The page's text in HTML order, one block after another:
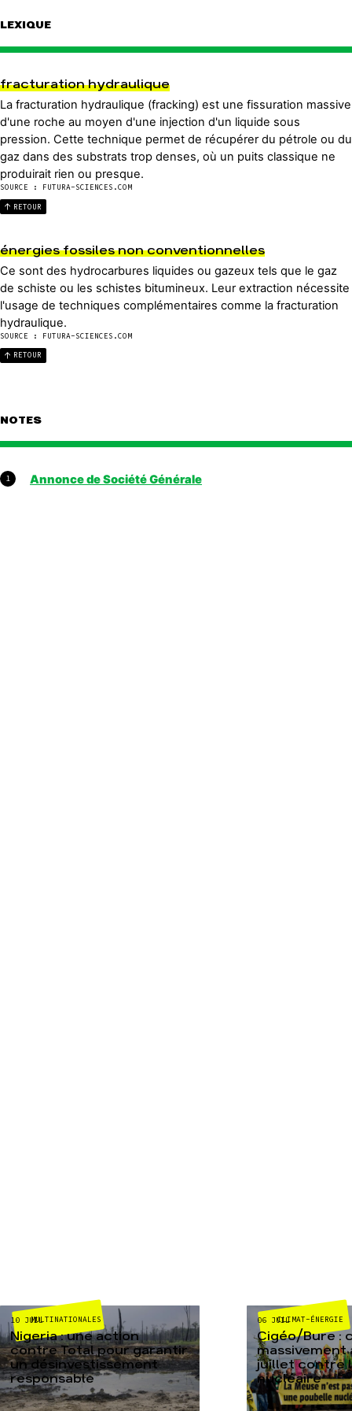
LEXIQUE
fracturation hydraulique
La fracturation hydraulique (fracking) est une fissuration massive
d'une roche au moyen d'une injection d'un liquide sous
pression. Cette technique permet de récupérer du pétrole ou du
gaz dans des substrats trop denses, où un puits classique ne
produirait rien ou presque.
SOURCE : FUTURA-SCIENCES.COM
RETOUR
énergies fossiles non conventionnelles
Ce sont des hydrocarbures liquides ou gazeux tels que le gaz
de schiste ou les schistes bitumineux. Leur extraction nécessite
l'usage de techniques complémentaires comme la fracturation
hydraulique.
SOURCE : FUTURA-SCIENCES.COM
RETOUR
NOTES
1 Annonce de Société Générale
MULTINATIONALES
10 JUIL
Nigeria : une action
contre Total pour garantir
un désinvestissement
responsable
CLIMAT-ÉNERGIE
06 JUIL
Cigéo/Bure :
massivement
juillet contre
nucléaire